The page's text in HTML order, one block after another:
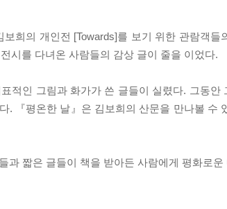
희의 개인전 [Towards]를 보기 위한 관람객들
시를 다녀온 사람들의 감상 글이 줄을 이었다.
적인 그림과 화가가 쓴 글들이 실렸다. 그동안
. 『평온한 날』은 김보희의 산문을 만나볼 수
짧은 글들이 책을 받아든 사람에게 평화로운